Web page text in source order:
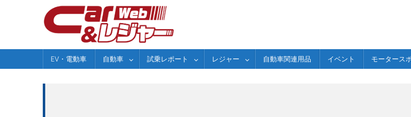
EV・電動車 自動車 試乗レポート レジャー 自動車関連用品 イベント モータース